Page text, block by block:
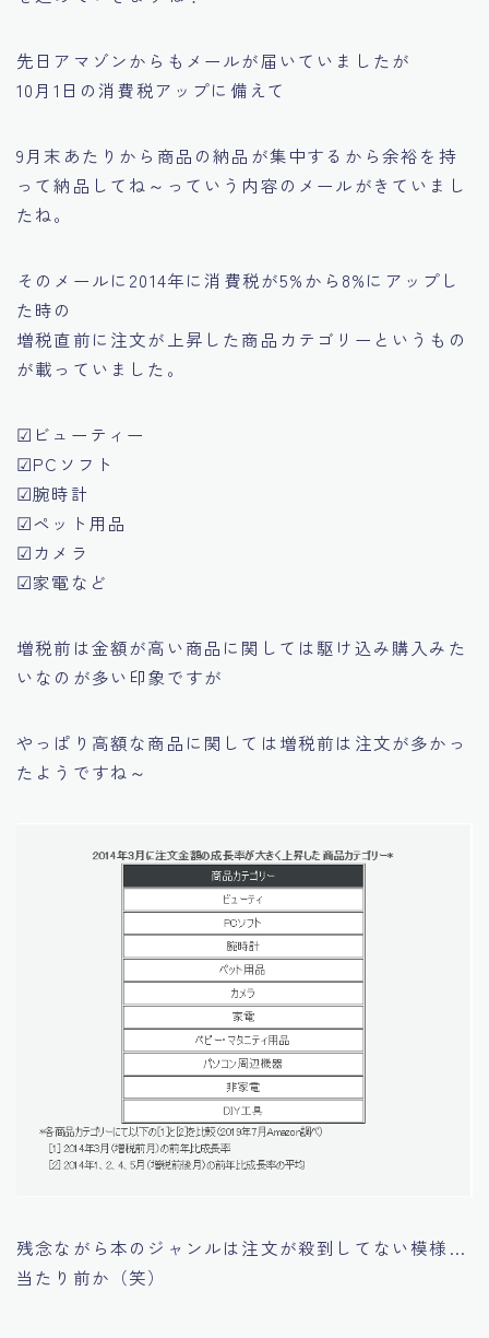
先日アマゾンからもメールが届いていましたが
10月1日の消費税アップに備えて
9月末あたりから商品の納品が集中するから余裕を持
って納品してね～っていう内容のメールがきていまし
たね。
そのメールに2014年に消費税が5%から8%にアップし
た時の
増税直前に注文が上昇した商品カテゴリーというもの
が載っていました。
☑ビューティー
☑PCソフト
☑腕時計
☑ペット用品
☑カメラ
☑家電など
増税前は金額が高い商品に関しては駆け込み購入みた
いなのが多い印象ですが
やっぱり高額な商品に関しては増税前は注文が多かっ
たようですね～
残念ながら本のジャンルは注文が殺到してない模様…
当たり前か（笑）